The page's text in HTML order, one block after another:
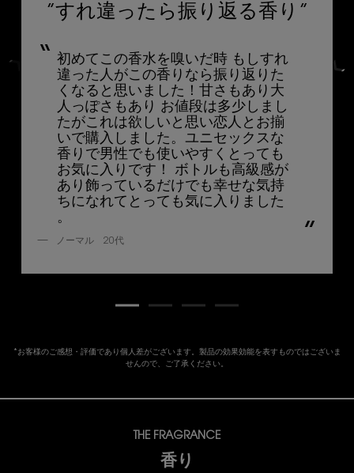
”すれ違ったら振り返る香り”
初めてこの香水を嗅いだ時 もしすれ
違った人がこの香りなら振り返りた
くなると思いました！甘さもあり大
人っぽさもあり お値段は多少しまし
たがこれは欲しいと思い恋人とお揃
いで購入しました。ユニセックスな
香りで男性でも使いやすくとっても
お気に入りです！ ボトルも高級感が
あり飾っているだけでも幸せな気持
ちになれてとっても気に入りました
。
ノーマル 20代​
*お客様のご感想・評価であり個人差がございます。製品の効果効能を表すものではございま
せんので、ご了承ください。
THE FRAGRANCE
香り